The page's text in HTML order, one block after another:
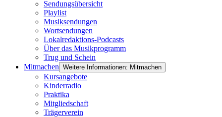
Sendungsübersicht
Playlist
Musiksendungen
Wortsendungen
Lokalredaktions-Podcasts
Über das Musikprogramm
Trug und Schein
Mitmachen Weitere Informationen: Mitmachen
Kursangebote
Kinderradio
Praktika
Mitgliedschaft
Trägerverein